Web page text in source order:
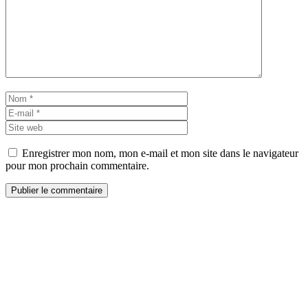
Nom
mail
web
Enregistrer mon nom, mon e-mail et mon site dans le navigateur
pour mon prochain commentaire.